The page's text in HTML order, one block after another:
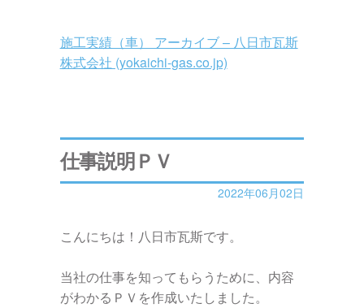
施工実績（車） アーカイブ – 八日市瓦斯
株式会社 (yokaichi-gas.co.jp)
仕事説明ＰＶ
2022年06月02日
こんにちは！八日市瓦斯です。
当社の仕事を知ってもらうために、内容
がわかるＰＶを作成いたしました。